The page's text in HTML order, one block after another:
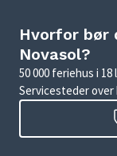
Hvorfor bør
Novasol?
50 000 feriehus i
Servicesteder over